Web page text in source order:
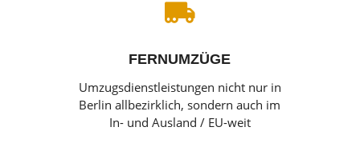

FERNUMZÜGE
Umzugsdienstleistungen nicht nur in
Berlin allbezirklich, sondern auch im
In- und Ausland / EU-weit